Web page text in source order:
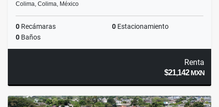
Colima, Colima, México
0 Recámaras 0 Estacionamiento
0 Baños
Renta
$21,142MXN